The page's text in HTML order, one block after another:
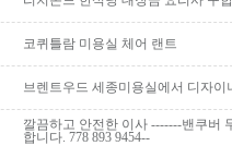
코퀴틀람 미용실 체어 랜트
브렌트우드 세종미용실에서 디자이
깔끔하고 안전한 이사 -------밴쿠버
합니다. 778 893 9454--